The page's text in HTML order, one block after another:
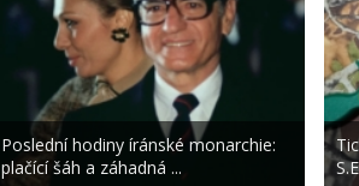
Poslední hodiny íránské monarchie:
plačící šáh a záhadná ...